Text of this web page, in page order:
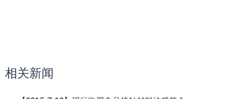
相关新闻